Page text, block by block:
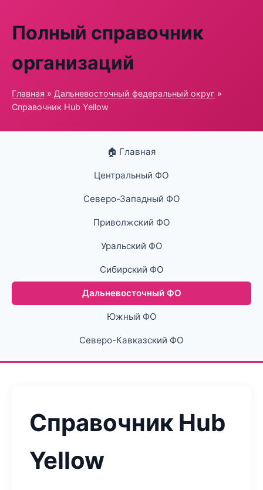
Полный справочник
организаций
Главная » Дальневосточный федеральный округ »
Справочник Hub Yellow
🏠 Главная
Центральный ФО
Северо-Западный ФО
Приволжский ФО
Уральский ФО
Сибирский ФО
Дальневосточный ФО
Южный ФО
Северо-Кавказский ФО
Справочник Hub
Yellow